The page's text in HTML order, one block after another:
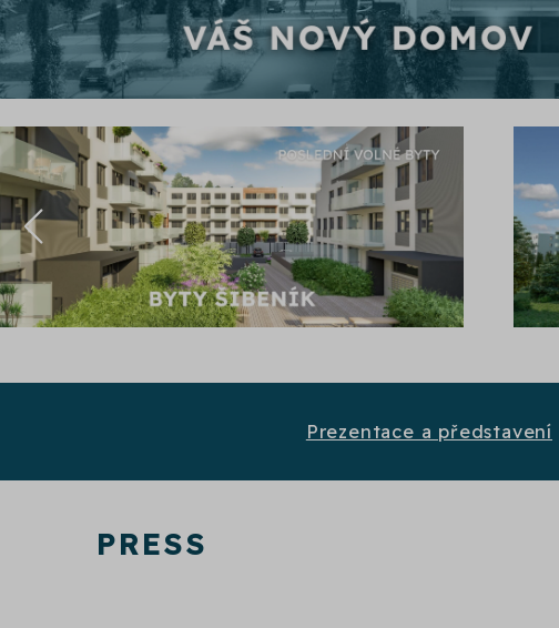
Prezentace a představení
PRESS